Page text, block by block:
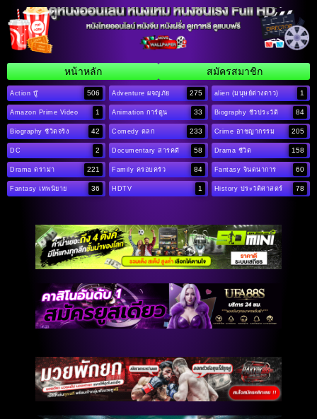
หน้าหลัก สมัครสมาชิก
Action บู๊ 506 Adventure ผจญภัย 275 alien (มนุษย์ต่างดาว) 1
Amazon Prime Video 1 Animation การ์ตูน 33 Biography ชีวประวัติ 84
Biography ชีวิตจริง 42 Comedy ตลก 233 Crime อาชญากรรม 205
DC 2 Documentary สารคดี 58 Drama ชีวิต 158
Drama ดราม่า 221 Family ครอบครัว 84 Fantasy จินตนาการ 60
Fantasy เทพนิยาย 36 HDTV 1 History ประวัติศาสตร์ 78